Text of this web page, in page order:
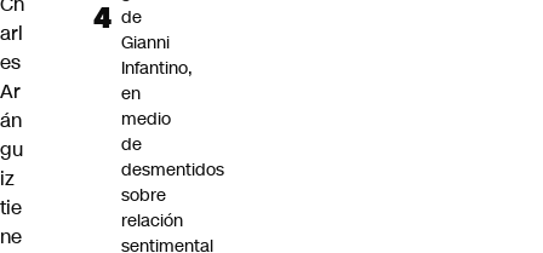
arl
es
Ar
án
gu
iz
tie
ne
de
Gianni
Infantino,
en
medio
de
desmentidos
sobre
relación
sentimental